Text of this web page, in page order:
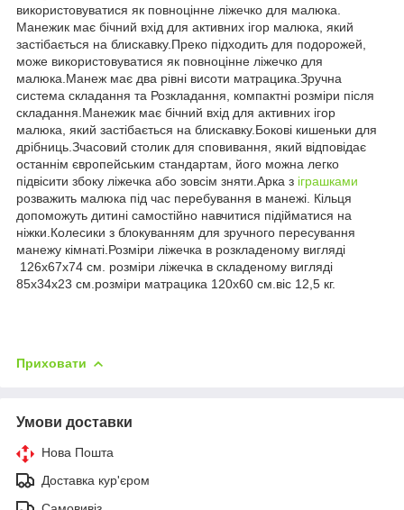
використовуватися як повноцінне ліжечко для малюка.
Манежик має бічний вхід для активних ігор малюка, який
застібається на блискавку.Преко підходить для подорожей,
може використовуватися як повноцінне ліжечко для
малюка.Манеж має два рівні висоти матрацика.Зручна
система складання та Розкладання, компактні розміри після
складання.Манежик має бічний вхід для активних ігор
малюка, який застібається на блискавку.Бокові кишеньки для
дрібниць.Зчасовий столик для сповивання, який відповідає
останнім європейським стандартам, його можна легко
підвісити збоку ліжечка або зовсім зняти.Арка з іграшками
розважить малюка під час перебування в манежі. Кільця
допоможуть дитині самостійно навчитися підійматися на
ніжки.Колесики з блокуванням для зручного пересування
манежу кімнаті.Розміри ліжечка в розкладеному вигляді
126x67x74 см. розміри ліжечка в складеному вигляді
85x34x23 см.розміри матрацика 120x60 см.віс 12,5 кг.
Приховати
Умови доставки
Нова Пошта
Доставка кур'єром